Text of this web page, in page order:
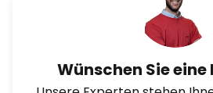
Wünschen Sie